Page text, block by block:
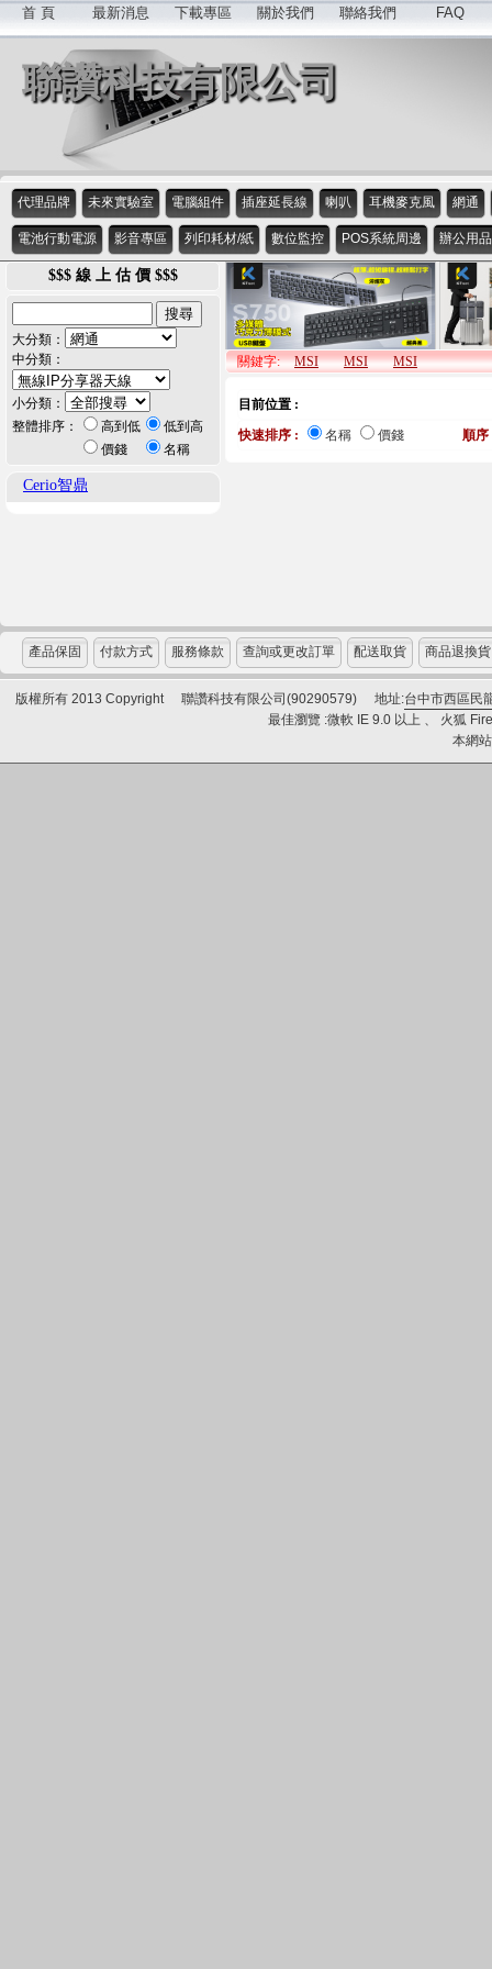
首 頁 最新消息 下載專區 關於我們 聯絡我們 FAQ
聯讚科技有限公司
代理品牌 未來實驗室 電腦組件 插座延長線 喇叭 耳機麥克風 網通
電池行動電源 影音專區 列印耗材/紙 數位監控 POS系統周邊 辦公用品
$$$ 線 上 估 價 $$$
大分類：
中分類：
小分類：
整體排序：
高到低
低到高
價錢
名稱
Cerio智鼎
關鍵字: MSI MSI MSI
目前位置 :
快速排序 :
名稱 價錢 順序
產品保固 付款方式 服務條款 查詢或更改訂單 配送取貨 商品退換貨
版權所有 2013 Copyright 聯讚科技有限公司(90290579) 地址:台中市西區民
最佳瀏覽 :微軟 IE 9.0 以上 、 火狐
本網